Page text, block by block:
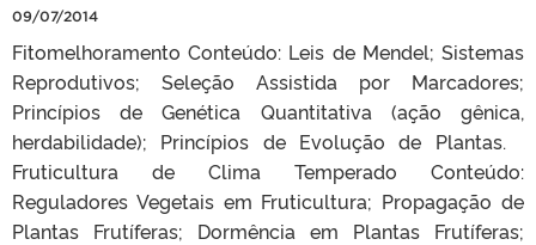
09/07/2014
Fitomelhoramento Conteúdo: Leis de Mendel; Sistemas
Reprodutivos; Seleção Assistida por Marcadores;
Princípios de Genética Quantitativa (ação gênica,
herdabilidade); Princípios de Evolução de Plantas.
Fruticultura de Clima Temperado Conteúdo:
Reguladores Vegetais em Fruticultura; Propagação de
Plantas Frutíferas; Dormência em Plantas Frutíferas;